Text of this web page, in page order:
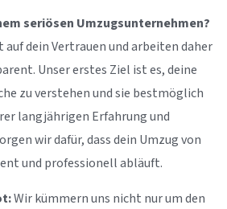
seriösen Umzugsunternehmen?
dein Vertrauen und arbeiten daher
Unser erstes Ziel ist es, deine
zu verstehen und sie bestmöglich
langjährigen Erfahrung und
wir dafür, dass dein Umzug von
und professionell abläuft.
Wir kümmern uns nicht nur um den